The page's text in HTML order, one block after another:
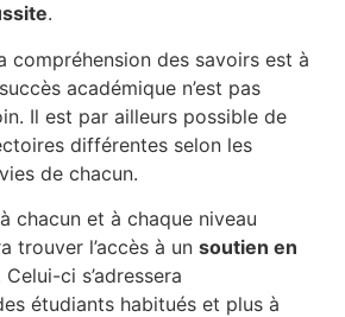
.
compréhension des savoirs est à
académique n’est pas
Il est par ailleurs possible de
différentes selon les
de chacun.
chacun et à chaque niveau
trouver l’accès à un soutien en
ci s’adressera
étudiants habitués et plus à